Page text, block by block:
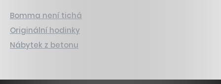
Bomma není tichá
Originální hodinky
Nábytek z betonu